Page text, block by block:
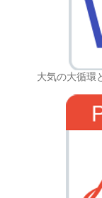
大気の大循環